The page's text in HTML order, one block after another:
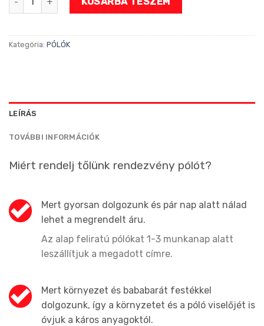
Kategória: PÓLÓK
LEÍRÁS
TOVÁBBI INFORMÁCIÓK
Miért rendelj tőlünk rendezvény pólót?
Mert gyorsan dolgozunk és pár nap alatt nálad
lehet a megrendelt áru.
Az alap feliratú pólókat 1-3 munkanap alatt
leszállítjuk a megadott címre.
Mert környezet és bababarát festékkel
dolgozunk, így a környzetet és a póló viselőjét is
óvjuk a káros anyagoktól.